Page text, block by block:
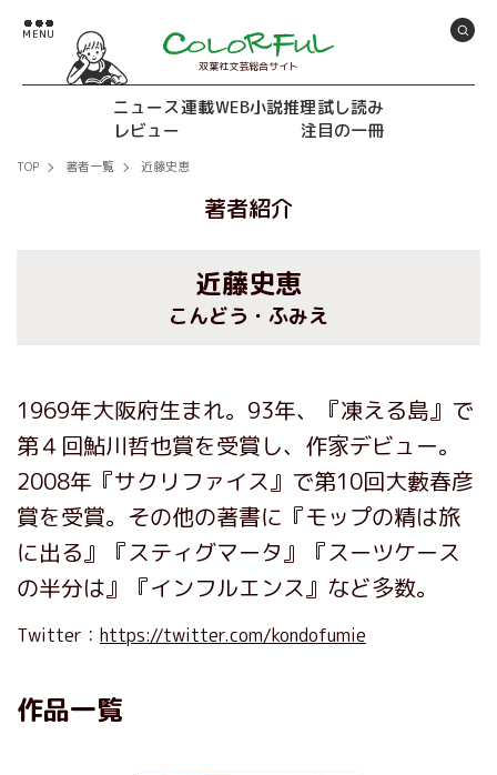
双葉社文芸総合サイト
ニュース連載WEB小説推理試し読み
レビュー
注目の一冊
TOP 著者一覧 近藤史恵
著者紹介
近藤史恵
こんどう・ふみえ
1969年大阪府生まれ。93年、『凍える島』で
第４回鮎川哲也賞を受賞し、作家デビュー。
2008年『サクリファイス』で第10回大藪春彦
賞を受賞。その他の著書に『モップの精は旅
に出る』『スティグマータ』『スーツケース
の半分は』『インフルエンス』など多数。
Twitter： https://twitter.com/kondofumie
作品一覧